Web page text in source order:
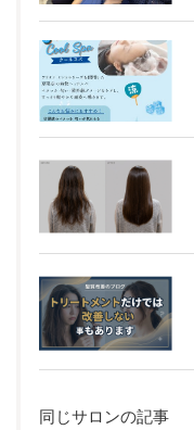
同じサロンの記事